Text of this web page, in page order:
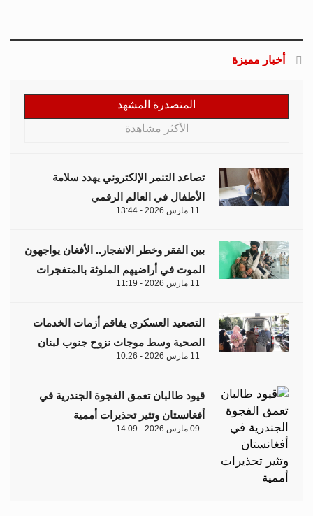
أخبار مميزة
المتصدرة المشهد
الأكثر مشاهدة
تصاعد التنمر الإلكتروني يهدد سلامة
الأطفال في العالم الرقمي
11 مارس 2026 - 13:44
بين الفقر وخطر الانفجار.. الأفغان يواجهون
الموت في أراضيهم الملوثة بالمتفجرات
11 مارس 2026 - 11:19
التصعيد العسكري يفاقم أزمات الخدمات
الصحية وسط موجات نزوح جنوب لبنان
11 مارس 2026 - 10:26
قيود طالبان تعمق الفجوة الجندرية في
أفغانستان وتثير تحذيرات أممية
09 مارس 2026 - 14:09